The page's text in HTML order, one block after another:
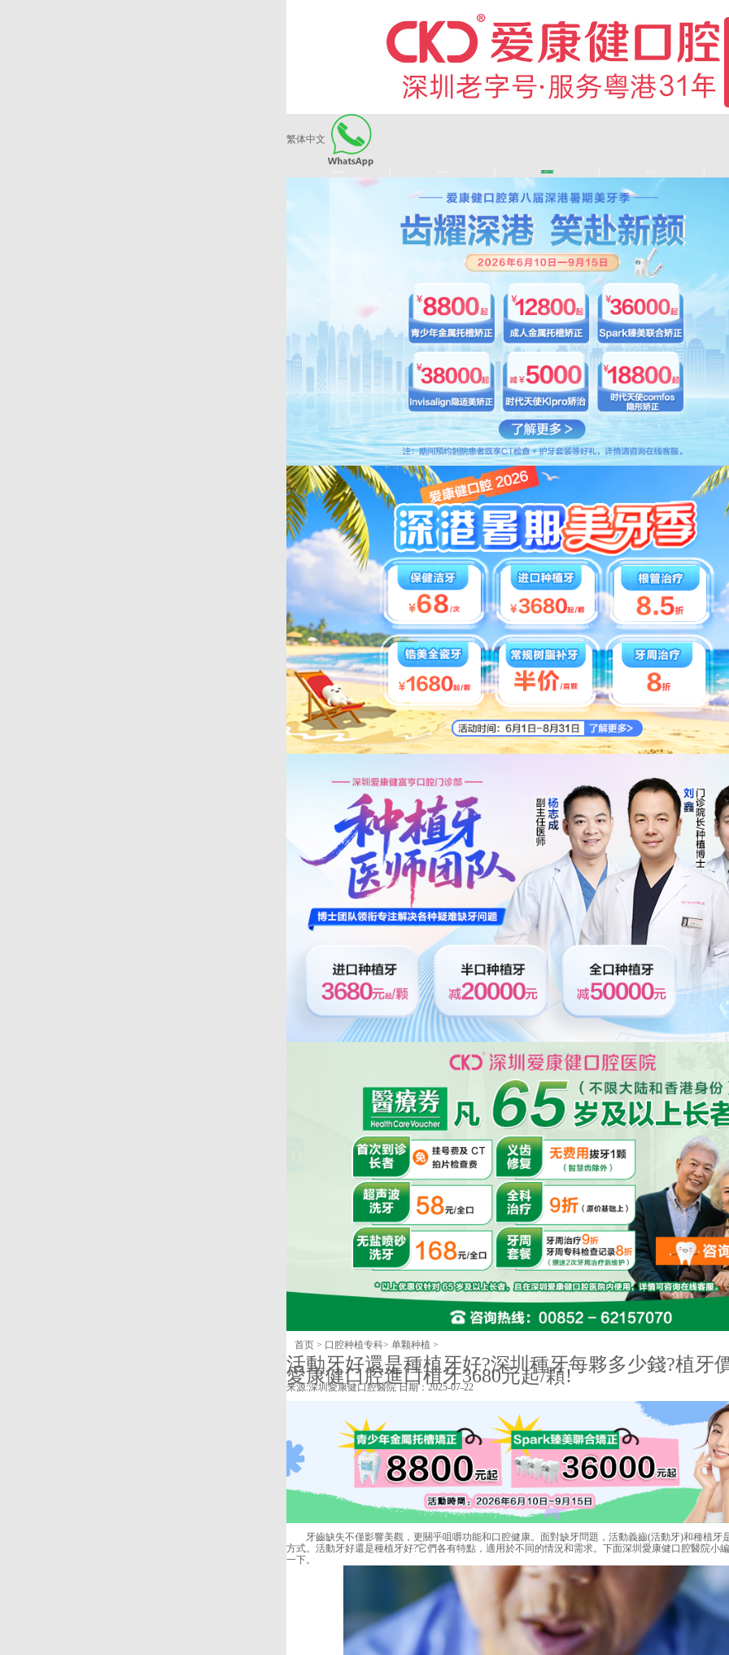
繁体中文
长者医疗券
首页 > 口腔种植专科> 单颗种植 >
活動牙好還是種植牙好?深圳種牙每夥多少錢?植牙
愛康健口腔進口植牙3680元起/顆!
来源:深圳愛康健口腔醫院日期：2025-07-22
牙齒缺失不僅影響美觀，更關乎咀嚼功能和口腔健康。面對缺牙問題，活動義齒(活動牙)和種植牙
方式。活動牙好還是種植牙好?它們各有特點，適用於不同的情況和需求。下面深圳愛康健口腔醫院小
一下。